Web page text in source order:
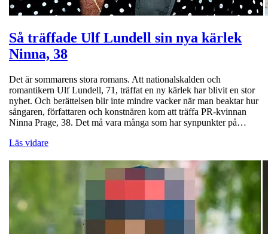
Så träffade Ulf Lundell sin nya kärlek
Ninna, 38
Det är sommarens stora romans. Att nationalskalden och
romantikern Ulf Lundell, 71, träffat en ny kärlek har blivit en stor
nyhet. Och berättelsen blir inte mindre vacker när man beaktar hur
sångaren, författaren och konstnären kom att träffa PR-kvinnan
Ninna Prage, 38. Det må vara många som har synpunkter på…
Läs vidare